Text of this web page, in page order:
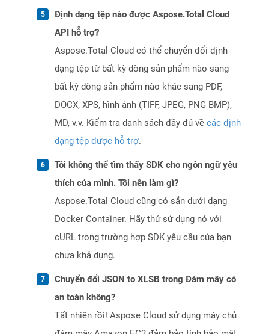
Định dạng tệp nào được Aspose.Total Cloud
API hỗ trợ?
Aspose.Total Cloud có thể chuyển đổi định
dạng tệp từ bất kỳ dòng sản phẩm nào sang
bất kỳ dòng sản phẩm nào khác sang PDF,
DOCX, XPS, hình ảnh (TIFF, JPEG, PNG BMP),
MD, v.v. Kiểm tra danh sách đầy đủ về các định
dạng tệp được hỗ trợ.
Tôi không thể tìm thấy SDK cho ngôn ngữ yêu
thích của mình. Tôi nên làm gì?
Aspose.Total Cloud cũng có sẵn dưới dạng
Docker Container. Hãy thử sử dụng nó với
cURL trong trường hợp SDK yêu cầu của bạn
chưa khả dụng.
Chuyển đổi JSON to XLSB trong Đám mây có
an toàn không?
Tất nhiên rồi! Aspose Cloud sử dụng máy chủ